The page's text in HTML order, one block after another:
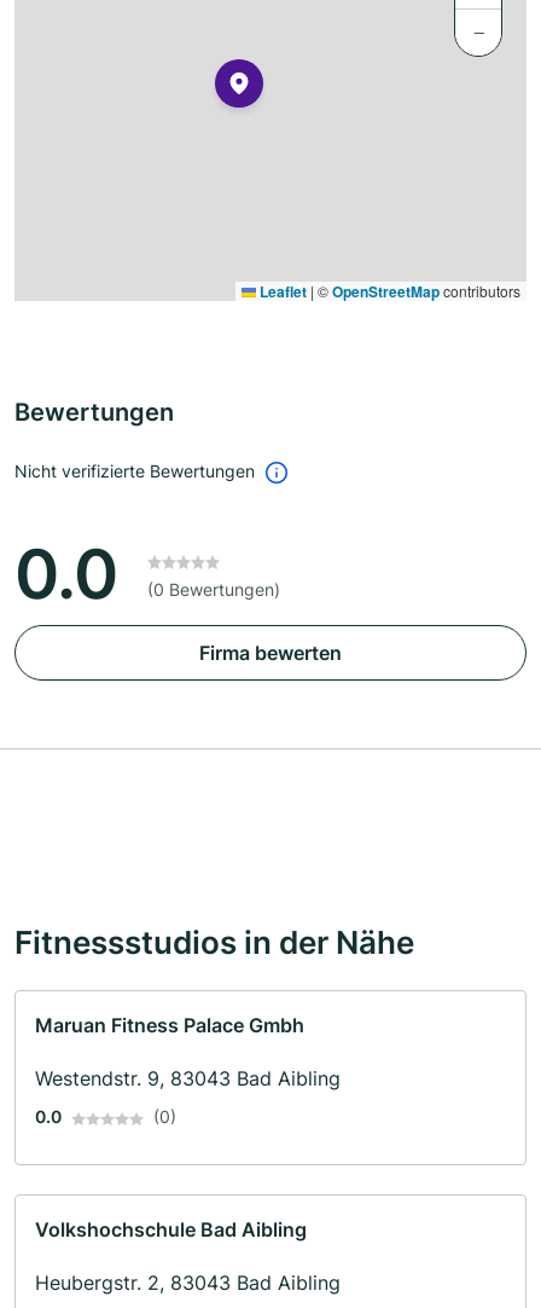
−
Leaflet | ©OpenStreetMapcontributors
Bewertungen
Nicht verifizierte Bewertungen
0.0 (0 Bewertungen)
Firma bewerten
Fitnessstudios in der Nähe
Maruan Fitness Palace Gmbh
Westendstr. 9, 83043 Bad Aibling
0.0 (0)
Volkshochschule Bad Aibling
Heubergstr. 2, 83043 Bad Aibling